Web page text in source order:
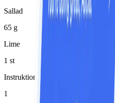
Sallad
65 g
Lime
1 st
Instruktioner
1